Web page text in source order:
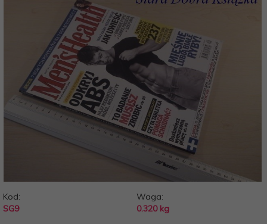
Kod:
SG9
Waga:
0.320 kg